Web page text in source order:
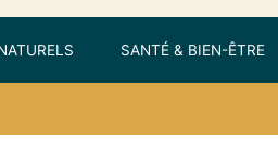
SANTÉ & BIEN-ÊTRE